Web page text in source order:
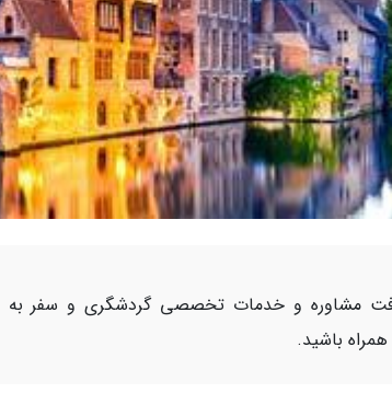
مشاوره و خدمات تخصصی گردشگری و سفر به
همراه باشید.